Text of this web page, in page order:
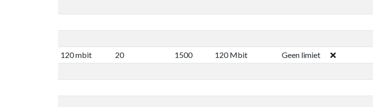
120 mbit
20 1500 120 Mbit Geen limiet